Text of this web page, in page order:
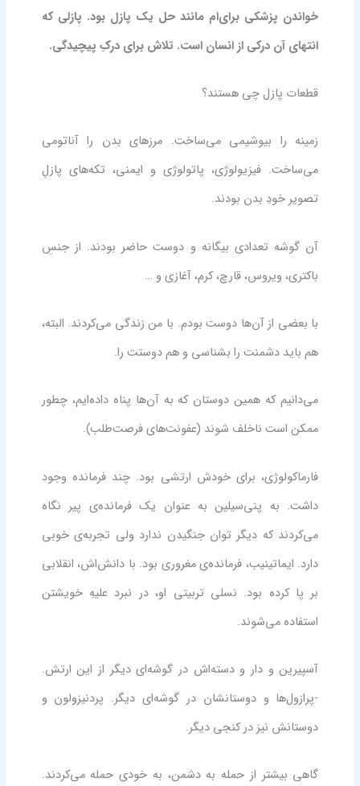
خواندن پزشکی برای‌ام مانند حل یک پازل بود. پازلی که
انتهای آن درکی از انسان است. تلاش برای درکِ پیچیدگی.
قطعات پازل چی هستند؟
زمینه را بیوشیمی می‌ساخت. مرز‌های بدن را آناتومی
می‌ساخت. فیزیولوژی، پاتولوژی و ایمنی، تکه‌های پازلِ
تصویر خودِ بدن بودند.
آن گوشه تعدادی بیگانه و دوست حاضر بودند. از جنسِ
باکتری، ویروس، قارچ، کرم، آغازی و …
با بعضی از آن‌ها دوست بودم. با من زندگی می‌کردند. البته،
هم باید دشمنت را بشناسی و هم دوستت را.
می‌دانیم که همین دوستان که به آن‌ها پناه داده‌ایم، چطور
ممکن است ناخلف شوند (عفونت‌های فرصت‌طلب).
فارماکولوژی، برای خودش ارتشی بود. چند فرمانده وجود
داشت. به پنی‌سیلین به عنوان یک فرمانده‌ی پیر نگاه
می‌کردند که دیگر توان جنگیدن ندارد ولی تجربه‌ی خوبی
دارد. ایماتینیب، فرمانده‌ی مغروری بود. با دانش‌اش، انقلابی
بر پا کرده بود. نسلی تربیتی او، در نبرد علیهِ خویشتن
استفاده می‌شوند.
آسپیرین و دار و دسته‌اش در گوشه‌ای دیگر از این ارتش.
-پرازول‌ها و دوستانشان در گوشه‌ای دیگر. پردنیزولون و
دوستانش نیز در کنجی دیگر.
گاهی بیشتر از حمله به دشمن، به خودی حمله می‌کردند.